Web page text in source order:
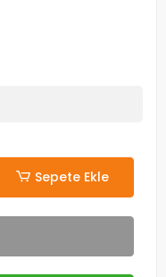
Sepete Ekle